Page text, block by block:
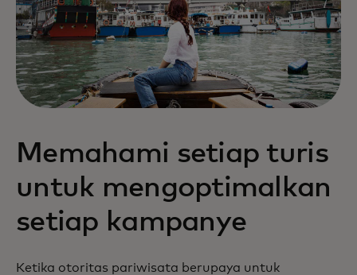
Memahami setiap turis
untuk mengoptimalkan
setiap kampanye
Ketika otoritas pariwisata berupaya untuk